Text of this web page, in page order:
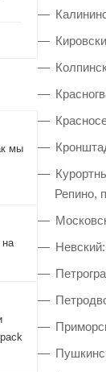
Репино,
мы
на